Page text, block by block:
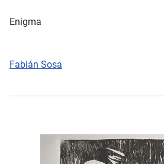
Enigma
Fabián Sosa